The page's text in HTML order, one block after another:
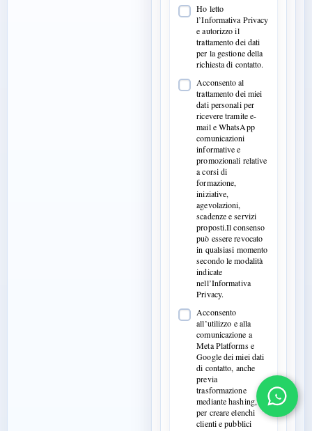
Ho letto
l’Informativa Privacy
e autorizzo il
trattamento dei dati
per la gestione della
richiesta di contatto.
Acconsento al
trattamento dei miei
dati personali per
ricevere tramite e-
mail e WhatsApp
comunicazioni
informative e
promozionali relative
a corsi di
formazione,
iniziative,
agevolazioni,
scadenze e servizi
proposti.Il consenso
può essere revocato
in qualsiasi momento
secondo le modalità
indicate
nell’Informativa
Privacy.
Acconsento
all’utilizzo e alla
comunicazione a
Meta Platforms e
Google dei miei dati
di contatto, anche
previa
trasformazione
mediante hashing,
per creare elenchi
clienti e pubblici